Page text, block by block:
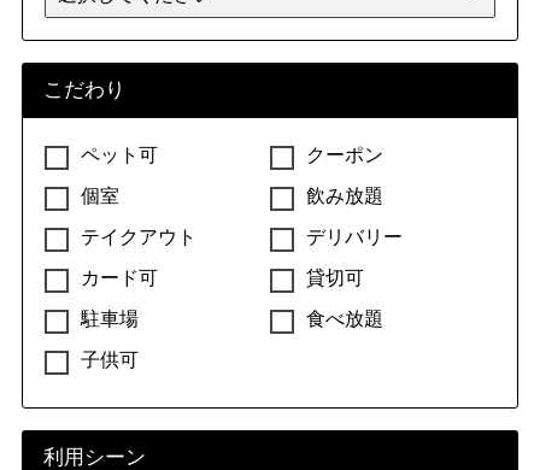
こだわり
ペット可
クーポン
個室
飲み放題
テイクアウト
デリバリー
カード可
貸切可
駐車場
食べ放題
子供可
利用シーン